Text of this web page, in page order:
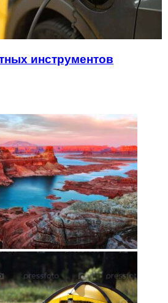
инструментов